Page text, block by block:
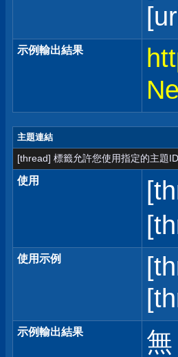
示例輸出結果
主題連結
[thread] 標籤允許您使用指定的主題
使用
使用示例
示例輸出結果 無